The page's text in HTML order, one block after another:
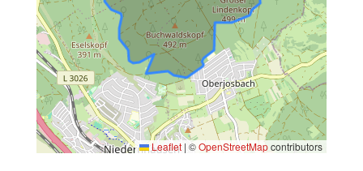
Leaflet | ©OpenStreetMapcontributors